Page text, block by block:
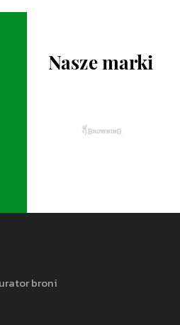
Nasze marki
broni